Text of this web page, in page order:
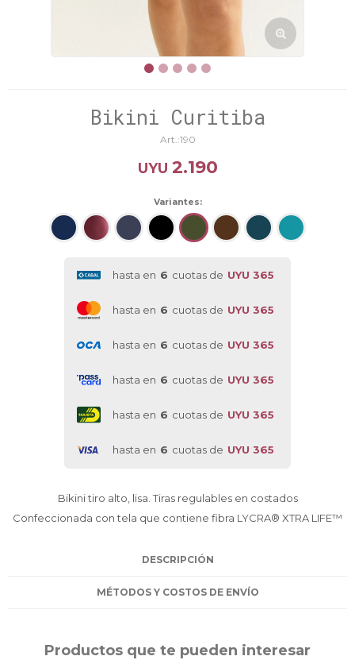
Bikini Curitiba
190
UYU 2.190
Variantes:
hasta en 6 cuotas de UYU 365
hasta en 6 cuotas de UYU 365
hasta en 6 cuotas de UYU 365
hasta en 6 cuotas de UYU 365
hasta en 6 cuotas de UYU 365
hasta en 6 cuotas de UYU 365
Bikini tiro alto, lisa. Tiras regulables en costados
Confeccionada con tela que contiene fibra LYCRA® XTRA LIFE™
DESCRIPCIÓN
MÉTODOS Y COSTOS DE ENVÍO
Productos que te pueden interesar